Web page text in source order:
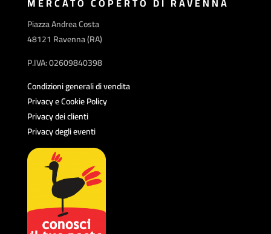
Piazza Andrea Costa
48121 Ravenna (RA)
P.IVA: 02609840398
Condizioni generali di vendita
Privacy e Cookie Policy
Privacy dei clienti
Privacy degli eventi